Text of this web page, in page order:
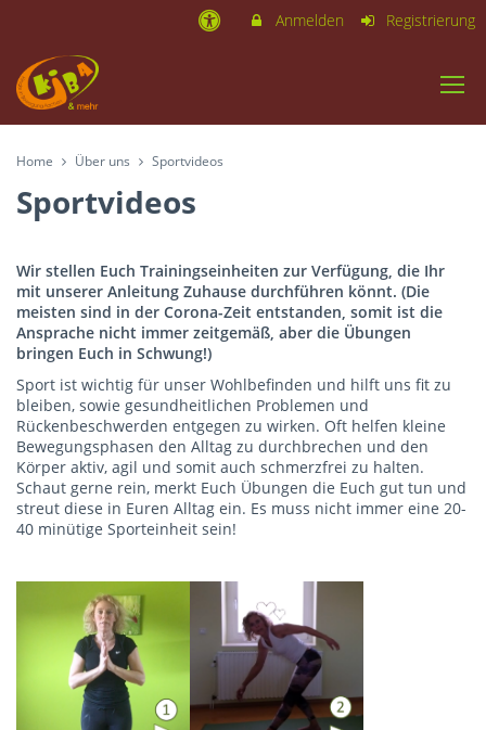
Anmelden Registrierung
Home Über uns Sportvideos
Sportvideos
Wir stellen Euch Trainingseinheiten zur Verfügung, die Ihr
mit unserer Anleitung Zuhause durchführen könnt. (Die
meisten sind in der Corona-Zeit entstanden, somit ist die
Ansprache nicht immer zeitgemäß, aber die Übungen
bringen Euch in Schwung!)
Sport ist wichtig für unser Wohlbefinden und hilft uns fit zu
bleiben, sowie gesundheitlichen Problemen und
Rückenbeschwerden entgegen zu wirken. Oft helfen kleine
Bewegungsphasen den Alltag zu durchbrechen und den
Körper aktiv, agil und somit auch schmerzfrei zu halten.
Schaut gerne rein, merkt Euch Übungen die Euch gut tun und
streut diese in Euren Alltag ein. Es muss nicht immer eine 20-
40 minütige Sporteinheit sein!